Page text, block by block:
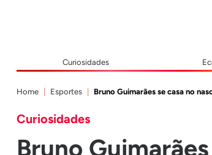
Curiosidades
Home Esportes Bruno Guimarães se casa no
Curiosidades
Bruno